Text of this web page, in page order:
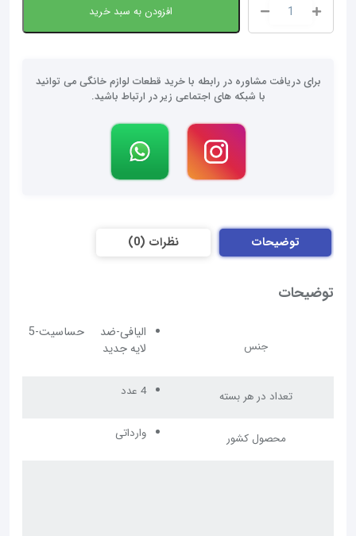
پاکت
جاروبرقی
قالب
افزودن به سبد خرید
برای دریافت مشاوره در رابطه با خرید قطعات لوازم خانگی می توانید
با شبکه های اجتماعی زیر در ارتباط باشید.
توضیحات نظرات (0)
توضیحات
جنس
الیافی-ضد حساسیت-5
لایه جدید
تعداد در هر بسته 4 عدد
محصول کشور وارداتی